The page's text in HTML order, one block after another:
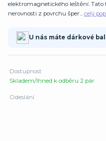
elektromagnetického leštění.
nerovnosti z povrchu šper... celý
U nás máte dárkové
Dostupnost
Skladem/Ihned k odběru 2 pár
Odeslání